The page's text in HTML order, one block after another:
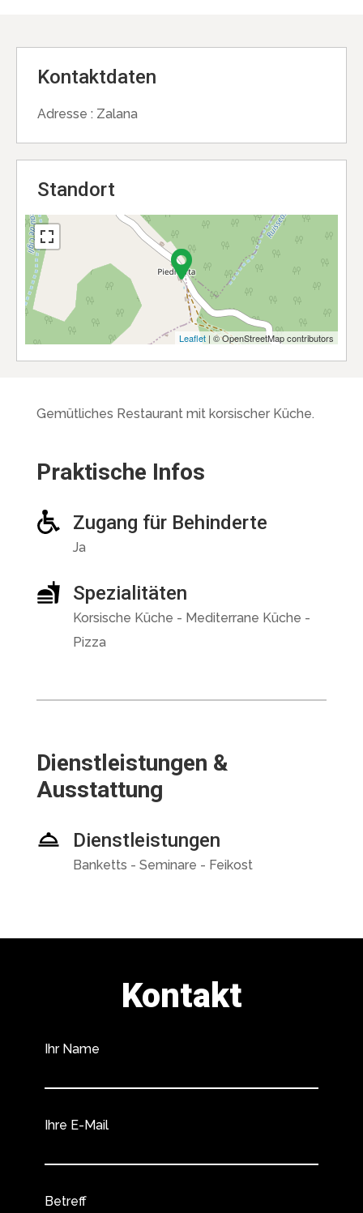
Kontaktdaten
Adresse : Zalana
Standort
Leaflet | © OpenStreetMap contributors
Gemütliches Restaurant mit korsischer Küche.
Praktische Infos
Zugang für Behinderte
Ja
Spezialitäten
Korsische Küche - Mediterrane Küche -
Pizza
Dienstleistungen &
Ausstattung
Dienstleistungen
Banketts - Seminare - Feikost
Kontakt
Ihr Name
Ihre E-Mail
Betreff